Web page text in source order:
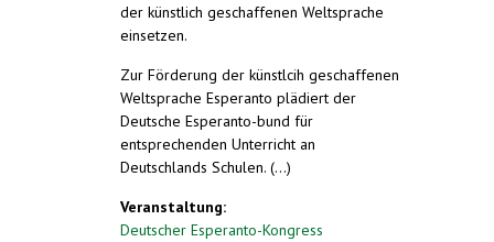
der künstlich geschaffenen Weltsprache
einsetzen.
Zur Förderung der künstlcih geschaffenen
Weltsprache Esperanto plädiert der
Deutsche Esperanto-bund für
entsprechenden Unterricht an
Deutschlands Schulen. (...)
Veranstaltung:
Deutscher Esperanto-Kongress